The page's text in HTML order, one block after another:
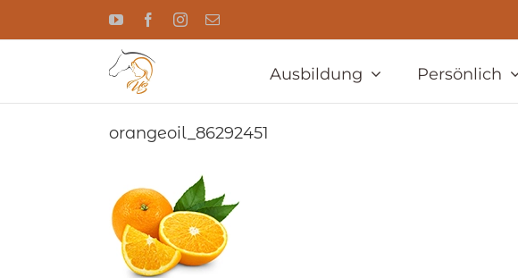
springen
YouTubeFacebookInstagram
E-
Ausbildung Persönlich
orangeoil_86292451